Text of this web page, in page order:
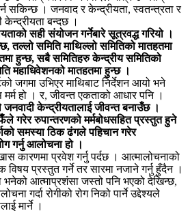
सकिन्छ । जनवाद र केन्द्रीयता, स्वतन्त्रता र
बन्दछ ।
सही संयोजन गर्नेबारे सूत्रवद्ध गरियो ।
तल्लो समिति माथिल्लो समितिको मातहतमा
हुन्छ, सबै समितिहरु केन्द्रीय समितिको
महाधिवेशनको मातहतमा हुन्छ ।
जगमा उभिएर माथिबाट निर्देशन आयो भने
हो । र, जीवन्त एकताको आधार पनि ।
केन्द्रीयतालाई जीवन्त बनाउँछ ।
गरेर रुपान्तरणको मर्मबोधसहित प्रस्तुत हुने
समस्या ठिक ढंगले पहिचान गरेर
गर्नु आलोचना हो ।
कारणमा प्रवेश गर्नु पर्दछ । आत्मालोचनाको
विषय प्रस्तुत गर्ने तर सारमा नजाने गर्नु हुँदैन ।
भनेको आत्माप्रशंसा जस्तो पनि भएको देखिन्छ,
गर्दा रोगीको रोग निको पार्ने उद्देश्यले
मार्ने ।